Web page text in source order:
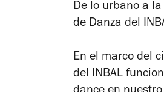
De lo urbano a
de Danza del
En el marco del
del INBAL